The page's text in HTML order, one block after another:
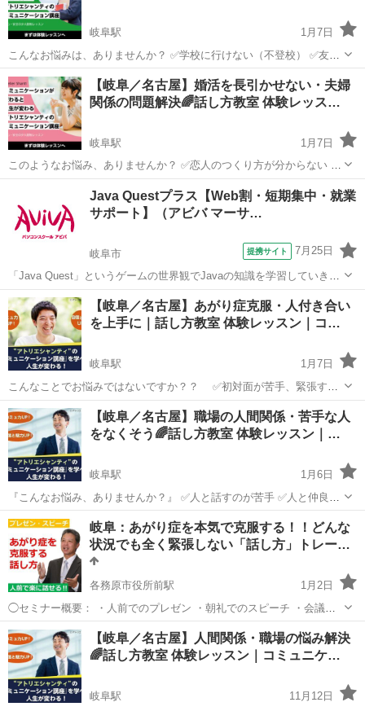
岐阜駅
1月7日
こんなお悩みは、ありませんか？ ✅学校に行けない（不登校） ✅友達
が出来ない ✅お子さんが引きこもりになってしまった ✅子供の将来が
不安 ✅子供にきつく言ってしまう ✅子供にどう接して良いか分からな
い ...
岐阜 岐阜市 岐阜駅 その他 レッスン
【岐阜／名古屋】婚活を長引かせない・夫婦
関係の問題解決🌈話し方教室 体験レッス…
岐阜駅
1月7日
このようなお悩み、ありませんか？ ✅恋人のつくり方が分からない ✅
異性との会話が楽しめない ✅好きな人に上手く告白できない ✅長年、
婚活をしているが実らない ✅結婚生活が上手くいかない ✅夫婦仲が上
手くいって...
その他 レッスン
Java Questプラス【Web割・短期集中・就業
サポート】（アビバ マーサ…
岐阜市 提携サイト 7月25日
「Java Quest」というゲームの世界観でJavaの知識を学習していきま
す。難しい専門用語も身近な言葉に置き換えて解説するから初学者で
も安心です！ アビバのパソコン講座は全て、受講内容・ソフト・学習
の進め方などが自由に...
岐阜 岐阜市 その他
【岐阜／名古屋】あがり症克服・人付き合い
を上手に｜話し方教室 体験レッスン｜コ…
岐阜駅
1月7日
こんなことでお悩みではないですか？？ ✅初対面が苦手、緊張する
✅人見知りがひどい ✅人づきあいが上手くできない ✅人前で話
すとき視線が気になる ✅友達が長い間いない ✅対人関係の自信が
ない ...
岐阜 岐阜市 岐阜駅 その他 レッスン
【岐阜／名古屋】職場の人間関係・苦手な人
をなくそう🌈話し方教室 体験レッスン｜…
岐阜駅
1月6日
『こんなお悩み、ありませんか？』 ✅人と話すのが苦手 ✅人と仲良く
なる方法が分からない ✅話しかけられてもうまく返せない ✅人の輪に
入れない ✅苦手な人が周りにいて困っている ✅職場の人間関係で悩ん
でいる ...
岐阜 岐阜市 岐阜駅 その他 コミュニケーション
岐阜：あがり症を本気で克服する！！どんな
状況でも全く緊張しない「話し方」トレー…
各務原市役所前駅
1月2日
◯セミナー概要： ・人前でのプレゼン ・朝礼でのスピーチ ・会議で
の発言 みなさんは、人前で話すときに、緊張して声が震えたり、体が
固くなったり、言いたいことが飛んでしまったりすることはありませ
んか？ これま...
岐阜 各務原市 各務原市役所前駅 話し方 あがり症
【岐阜／名古屋】人間関係・職場の悩み解決
🌈話し方教室 体験レッスン｜コミュニケ…
岐阜駅
11月12日